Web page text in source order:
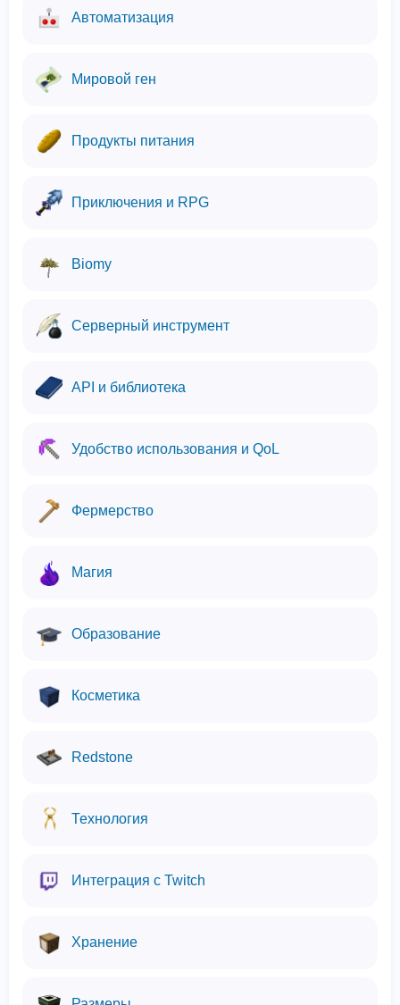
Автоматизация
Мировой ген
Продукты питания
Приключения и RPG
Biomy
Серверный инструмент
API и библиотека
Удобство использования и QoL
Фермерство
Магия
Образование
Косметика
Redstone
Технология
Интеграция с Twitch
Хранение